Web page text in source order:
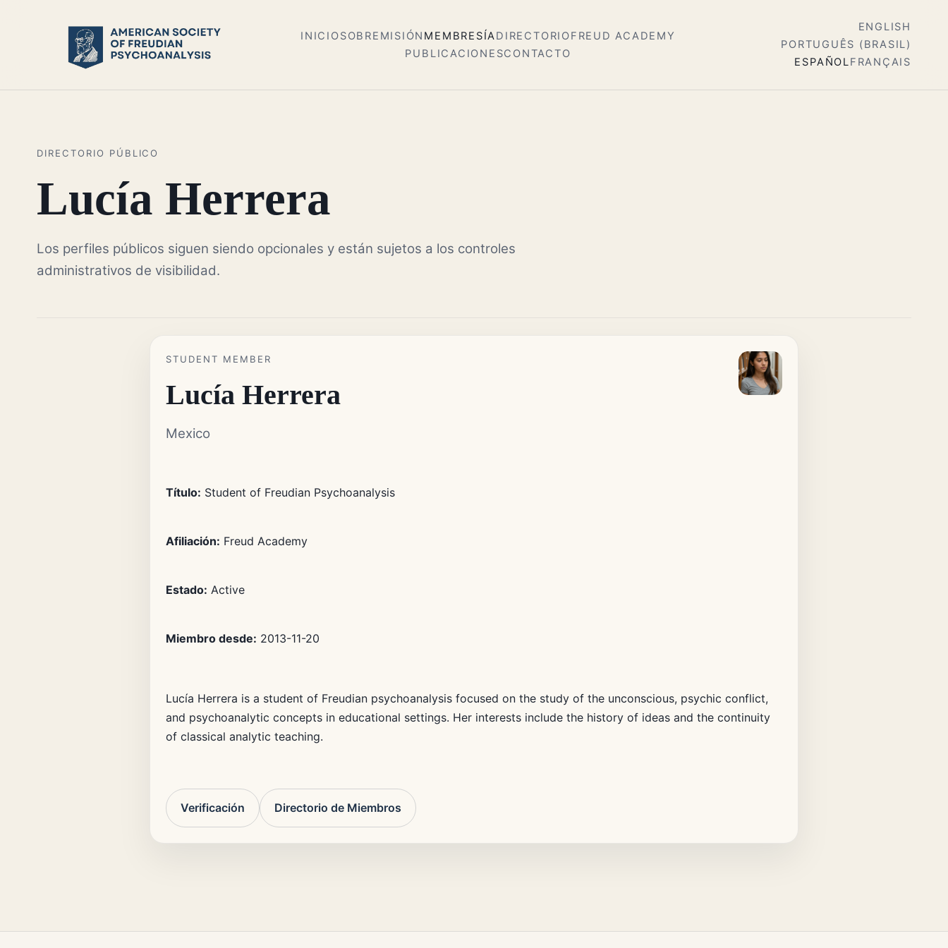
INICIOSOBRE MISIÓN MEMBRESÍADIRECTORIOFREUD ACADEMY
PUBLICACIONESCONTACTO
ENGLISH
PORTUGUÊS (BRASIL)
ESPAÑOLFRANÇAIS
DIRECTORIO PÚBLICO
Lucía Herrera
Los perfiles públicos siguen siendo opcionales y están sujetos a los controles
administrativos de visibilidad.
STUDENT MEMBER
Lucía Herrera
Mexico
Título: Student of Freudian Psychoanalysis
Afiliación: Freud Academy
Estado: Active
Miembro desde: 2013-11-20
Lucía Herrera is a student of Freudian psychoanalysis focused on the study of the unconscious, psychic conflict,
and psychoanalytic concepts in educational settings. Her interests include the history of ideas and the continuity
of classical analytic teaching.
Verificación Directorio de Miembros